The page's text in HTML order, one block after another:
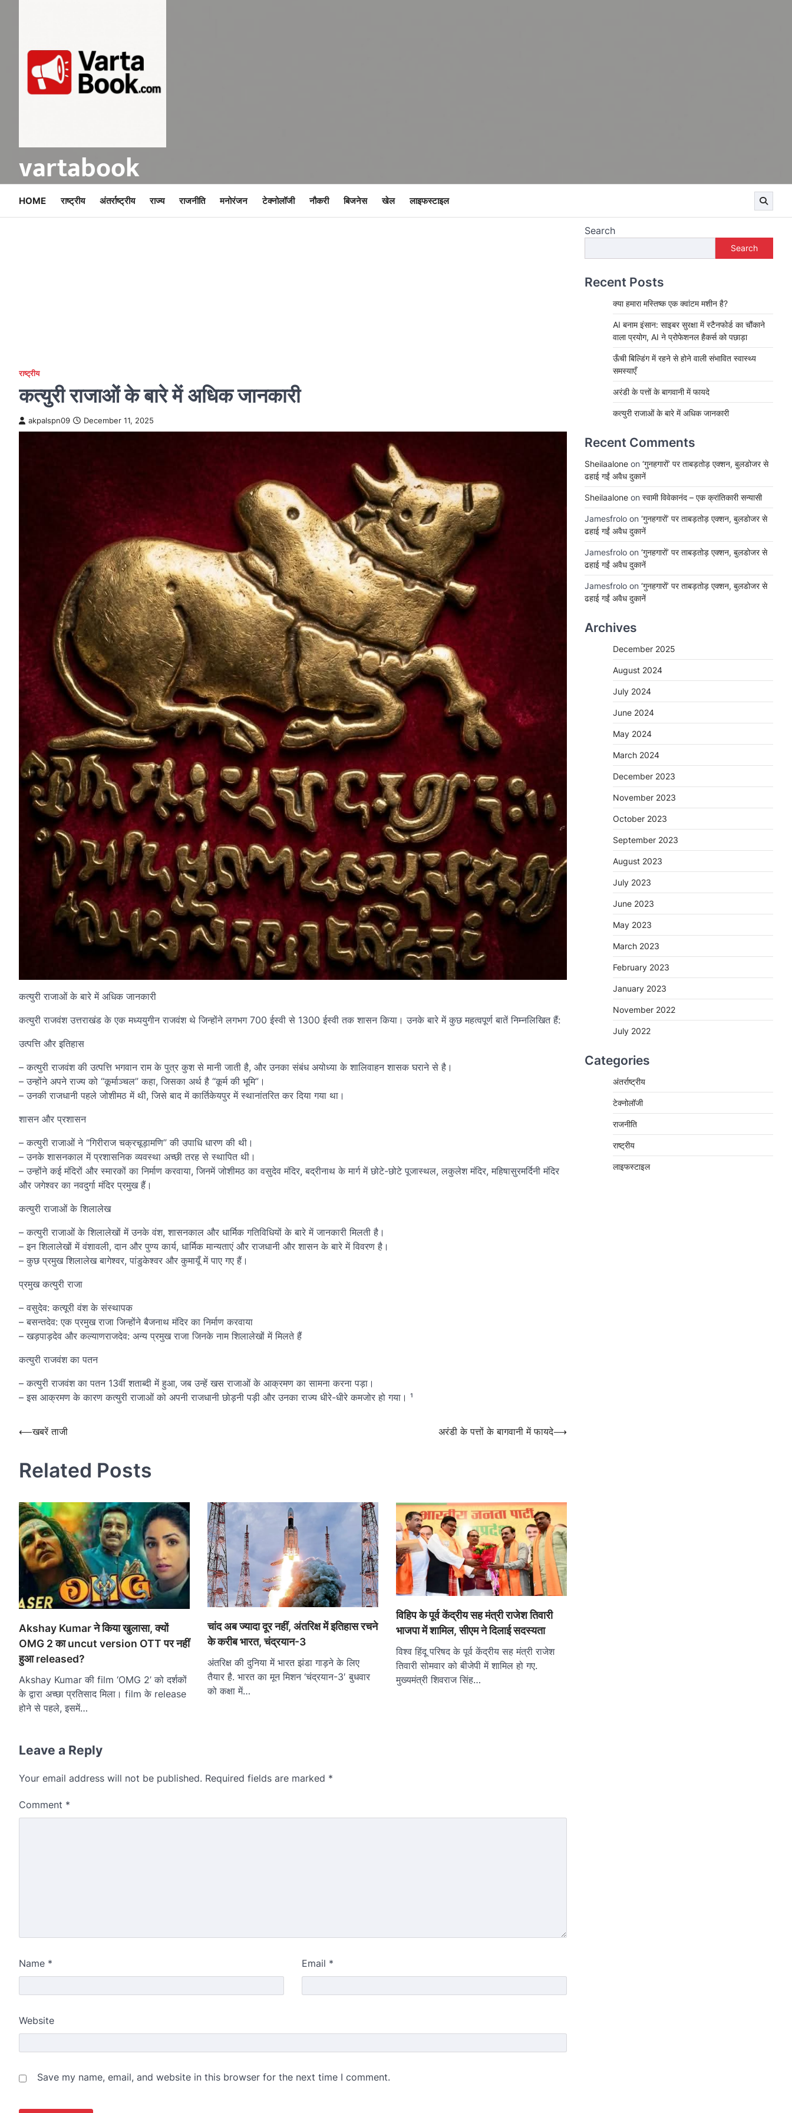
vartabook
HOME राष्ट्रीय अंतर्राष्ट्रीय राज्य राजनीति मनोरंजन टेक्नोलॉजी नौकरी बिजनेस खेल लाइफस्टाइल
राष्ट्रीय
कत्युरी राजाओं के बारे में अधिक जानकारी
akpalspn09 December 11, 2025
कत्युरी राजाओं के बारे में अधिक जानकारी
कत्युरी राजवंश उत्तराखंड के एक मध्ययुगीन राजवंश थे जिन्होंने लगभग 700 ईस्वी से 1300 ईस्वी तक शासन किया। उनके बारे में कुछ महत्वपूर्ण बातें निम्नलिखित हैं:
उत्पत्ति और इतिहास
– कत्युरी राजवंश की उत्पत्ति भगवान राम के पुत्र कुश से मानी जाती है, और उनका संबंध अयोध्या के शालिवाहन शासक घराने से है।
– उन्होंने अपने राज्य को “कूर्माञ्चल” कहा, जिसका अर्थ है “कूर्म की भूमि”।
– उनकी राजधानी पहले जोशीमठ में थी, जिसे बाद में कार्तिकेयपुर में स्थानांतरित कर दिया गया था।
शासन और प्रशासन
– कत्युरी राजाओं ने “गिरीराज चक्रचूड़ामणि” की उपाधि धारण की थी।
– उनके शासनकाल में प्रशासनिक व्यवस्था अच्छी तरह से स्थापित थी।
– उन्होंने कई मंदिरों और स्मारकों का निर्माण करवाया, जिनमें जोशीमठ का वसुदेव मंदिर, बद्रीनाथ के मार्ग में छोटे-छोटे पूजास्थल, लकुलेश मंदिर, महिषासुरमर्दिनी मंदिर
और जगेश्वर का नवदुर्गा मंदिर प्रमुख हैं।
कत्युरी राजाओं के शिलालेख
– कत्युरी राजाओं के शिलालेखों में उनके वंश, शासनकाल और धार्मिक गतिविधियों के बारे में जानकारी मिलती है।
– इन शिलालेखों में वंशावली, दान और पुण्य कार्य, धार्मिक मान्यताएं और राजधानी और शासन के बारे में विवरण है।
– कुछ प्रमुख शिलालेख बागेश्वर, पांडुकेश्वर और कुमायूँ में पाए गए हैं।
प्रमुख कत्युरी राजा
– वसुदेव: कत्यूरी वंश के संस्थापक
– बसन्तदेव: एक प्रमुख राजा जिन्होंने बैजनाथ मंदिर का निर्माण करवाया
– खड़पाड़देव और कल्याणराजदेव: अन्य प्रमुख राजा जिनके नाम शिलालेखों में मिलते हैं
कत्युरी राजवंश का पतन
– कत्युरी राजवंश का पतन 13वीं शताब्दी में हुआ, जब उन्हें खस राजाओं के आक्रमण का सामना करना पड़ा।
– इस आक्रमण के कारण कत्युरी राजाओं को अपनी राजधानी छोड़नी पड़ी और उनका राज्य धीरे-धीरे कमजोर हो गया। ¹
Post
⟵खबरें ताजी अरंडी के पत्तों के बागवानी में फायदे⟶
Related Posts
Akshay Kumar ने किया खुलासा, क्यों
OMG 2 का uncut version OTT पर नहीं
हुआ released?
Akshay Kumar की film ‘OMG 2’ को दर्शकों
के द्वारा अच्छा प्रतिसाद मिला। film के release
होने से पहले, इसमें…
चांद अब ज्यादा दूर नहीं, अंतरिक्ष में इतिहास रचने
के करीब भारत, चंद्रयान-3
अंतरिक्ष की दुनिया में भारत झंडा गाड़ने के लिए
तैयार है. भारत का मून मिशन ‘चंद्रयान-3′ बुधवार
को कक्षा में…
विहिप के पूर्व केंद्रीय सह मंत्री राजेश तिवारी
भाजपा में शामिल, सीएम ने दिलाई सदस्यता
विश्व हिंदू परिषद के पूर्व केंद्रीय सह मंत्री राजेश
तिवारी सोमवार को बीजेपी में शामिल हो गए.
मुख्यमंत्री शिवराज सिंह…
Leave a Reply
Your email address will not be published. Required fields are marked *
Comment *
Name * Email *
Website
Save my name, email, and website in this browser for the next time I comment.
Search
Search
Recent Posts
क्या हमारा मस्तिष्क एक क्वांटम मशीन है?
AI बनाम इंसान: साइबर सुरक्षा में स्टैनफोर्ड का चौंकाने
वाला प्रयोग, AI ने प्रोफेशनल हैकर्स को पछाड़ा
ऊँची बिल्डिंग में रहने से होने वाली संभावित स्वास्थ्य
समस्याएँ
अरंडी के पत्तों के बागवानी में फायदे
कत्युरी राजाओं के बारे में अधिक जानकारी
Recent Comments
Sheilaalone on ‘गुनहगारों’ पर ताबड़तोड़ एक्शन, बुलडोजर से
ढहाई गईं अवैध दुकानें
Sheilaalone on स्वामी विवेकानंद – एक क्रांतिकारी सन्यासी
Jamesfrolo on ‘गुनहगारों’ पर ताबड़तोड़ एक्शन, बुलडोजर से
ढहाई गईं अवैध दुकानें
Jamesfrolo on ‘गुनहगारों’ पर ताबड़तोड़ एक्शन, बुलडोजर से
ढहाई गईं अवैध दुकानें
Jamesfrolo on ‘गुनहगारों’ पर ताबड़तोड़ एक्शन, बुलडोजर से
ढहाई गईं अवैध दुकानें
Archives
December 2025
August 2024
July 2024
June 2024
May 2024
March 2024
December 2023
November 2023
October 2023
September 2023
August 2023
July 2023
June 2023
May 2023
March 2023
February 2023
January 2023
November 2022
July 2022
Categories
अंतर्राष्ट्रीय
टेक्नोलॉजी
राजनीति
राष्ट्रीय
लाइफस्टाइल